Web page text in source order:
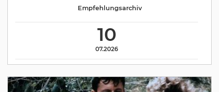
10
07.2026
Empfehlungsarchiv